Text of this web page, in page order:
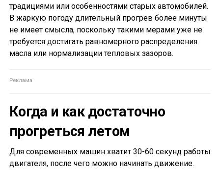
традициями или особенностями старых автомобилей.
В жаркую погоду длительный прогрев более минуты
не имеет смысла, поскольку такими мерами уже не
требуется достигать равномерного распределения
масла или нормализации тепловых зазоров.
Когда и как достаточно
прогреться летом
Для современных машин хватит 30-60 секунд работы
двигателя, после чего можно начинать движение.